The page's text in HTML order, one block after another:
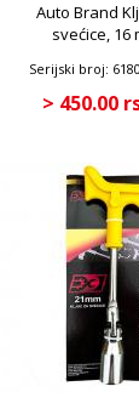
Auto Brand
svećice, 16
Serijski broj:
> 450.00